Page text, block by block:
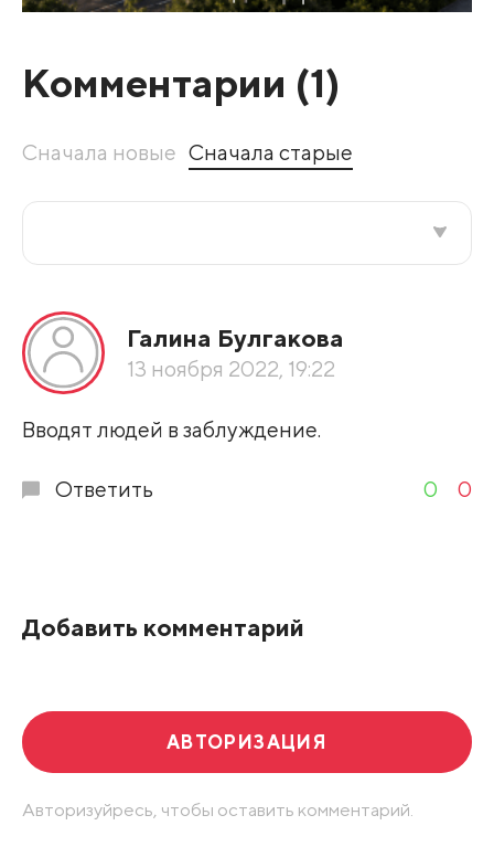
Комментарии (1)
Сначала новые Сначала старые
По рейтингу
Развернуть все
Галина Булгакова
13 ноября 2022, 19:22
Вводят людей в заблуждение.
Ответить 0 0
Добавить комментарий
АВТОРИЗАЦИЯ
Авторизуйресь, чтобы оставить комментарий.